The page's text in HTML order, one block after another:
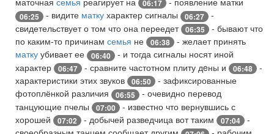
06:17
06:25 - видите матку характер сигналы 06:27
-
свидетельствует о том что она переедет 06:35
- бывают что
по каким-то причинам семья не 06:38
- желает принять
матку убивает ее 06:40
- и тогда сигналы носят иной
характер
06:47 - сравните частотном плиту дeны и 06:48
-
характеристики этих звуков
06:50
- зафиксированные
фотоплёнкой различия
06:55
- очевидно перевод
танцующие пчелы
07:00
- известно что вернувшись с
хорошей
07:02 - добычей разведчица вот таким 07:04
-